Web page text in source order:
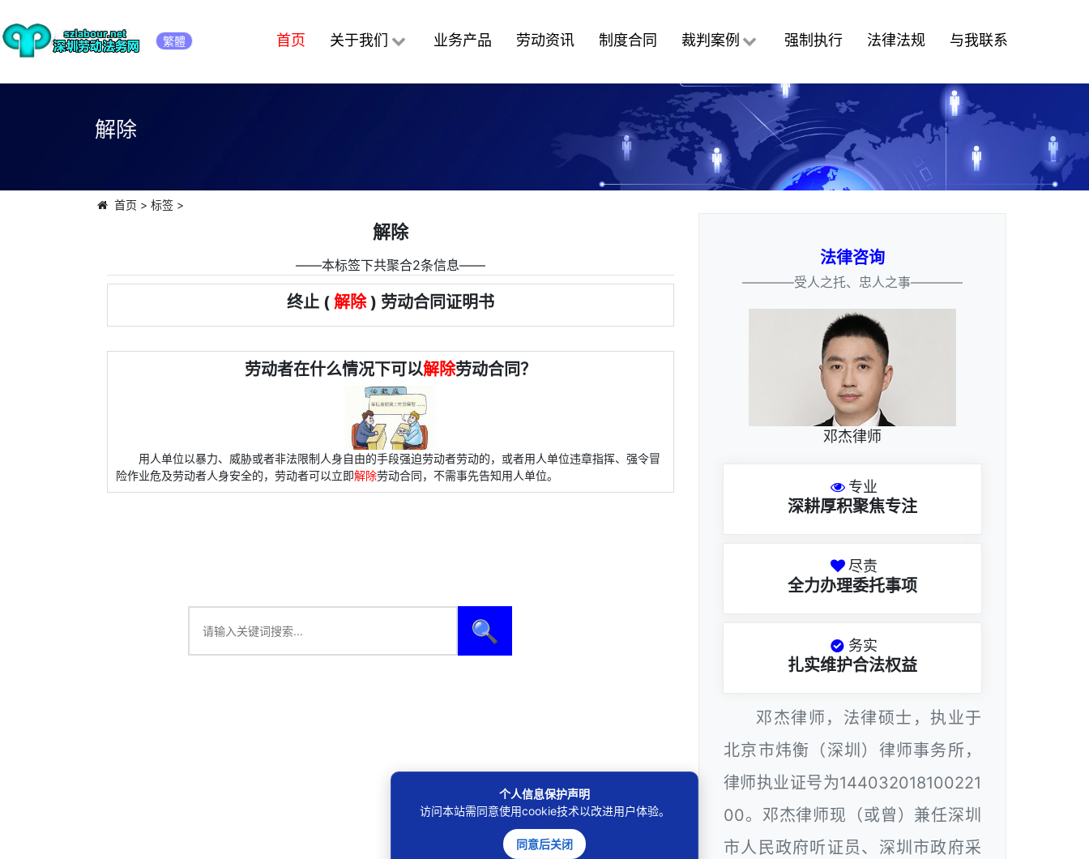
繁體 首页 关于我们 业务产品 劳动资讯 制度合同 裁判案例 强制执行 法律法规 与我联系
解除
首页 > 标签>
解除
――本标签下共聚合2条信息――
终止 ( 解除) 劳动合同证明书
劳动者在什么情况下可以解除劳动合同？
用人单位以暴力、威胁或者非法限制人身自由的手段强迫劳动者劳动的，或者用人单位违章指挥、强令冒
险作业危及劳动者人身安全的，劳动者可以立即解除劳动合同，不需事先告知用人单位。
🔍
法律咨询
————受人之托、忠人之事————
邓杰律师
专业
深耕厚积聚焦专注
尽责
全力办理委托事项
务实
扎实维护合法权益
邓杰律师，法律硕士，执业于
北京市炜衡（深圳）律师事务所，
律师执业证号为144032018100221
00。邓杰律师现（或曾）兼任深圳
市人民政府听证员、深圳市政府采
个人信息保护声明
访问本站需同意使用cookie技术以改进用户体验。
同意后关闭